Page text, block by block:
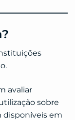
avaliar
sobre
disponíveis em